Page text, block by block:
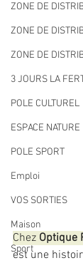
ZONE DE
ZONE DE
ZONE DE
3 JOURS LA
POLE CULTUREL
ESPACE NATURE
POLE SPORT
Emploi
VOS SORTIES
Maison
Sport
Chez Optique
est une